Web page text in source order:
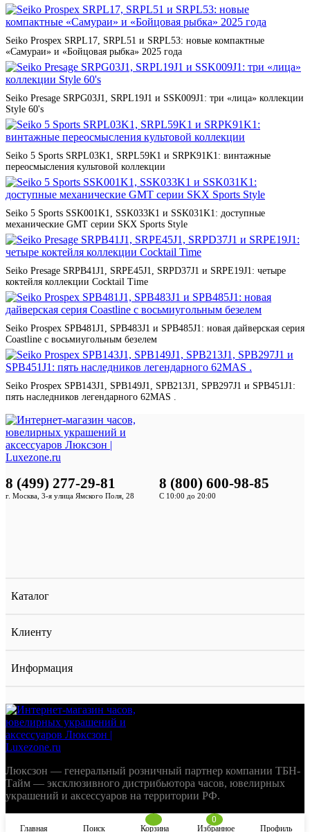
Seiko Prospex SRPL17, SRPL51 и SRPL53: новые компактные
«Самураи» и «Бойцовая рыбка» 2025 года
Seiko Presage SRPG03J1, SRPL19J1 и SSK009J1: три «лица» коллекции
Style 60's
Seiko 5 Sports SRPL03K1, SRPL59K1 и SRPK91K1: винтажные
переосмысления культовой коллекции
Seiko 5 Sports SSK001K1, SSK033K1 и SSK031K1: доступные
механические GMT серии SKX Sports Style
Seiko Presage SRPB41J1, SRPE45J1, SRPD37J1 и SRPE19J1: четыре
коктейля коллекции Cocktail Time
Seiko Prospex SPB481J1, SPB483J1 и SPB485J1: новая дайверская серия
Coastline с восьмиугольным безелем
Seiko Prospex SPB143J1, SPB149J1, SPB213J1, SPB297J1 и SPB451J1:
пять наследников легендарного 62MAS .
Каталог
Клиенту
Информация
8 (499) 277-29-81
г. Москва, 3-я улица Ямского Поля, 28
8 (800) 600-98-85
С 10:00 до 20:00
Люксзон — генеральный розничный партнер компании ТБН-
Тайм — эксклюзивного дистрибьютора часов, ювелирных
украшений и аксессуаров на территории РФ.
Главная Поиск Корзина
0
Избранное
Профиль